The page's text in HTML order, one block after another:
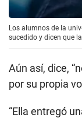
Los alumnos de la
sucedido y dicen que
Aún así, dice,
por su propia
“Ella entregó